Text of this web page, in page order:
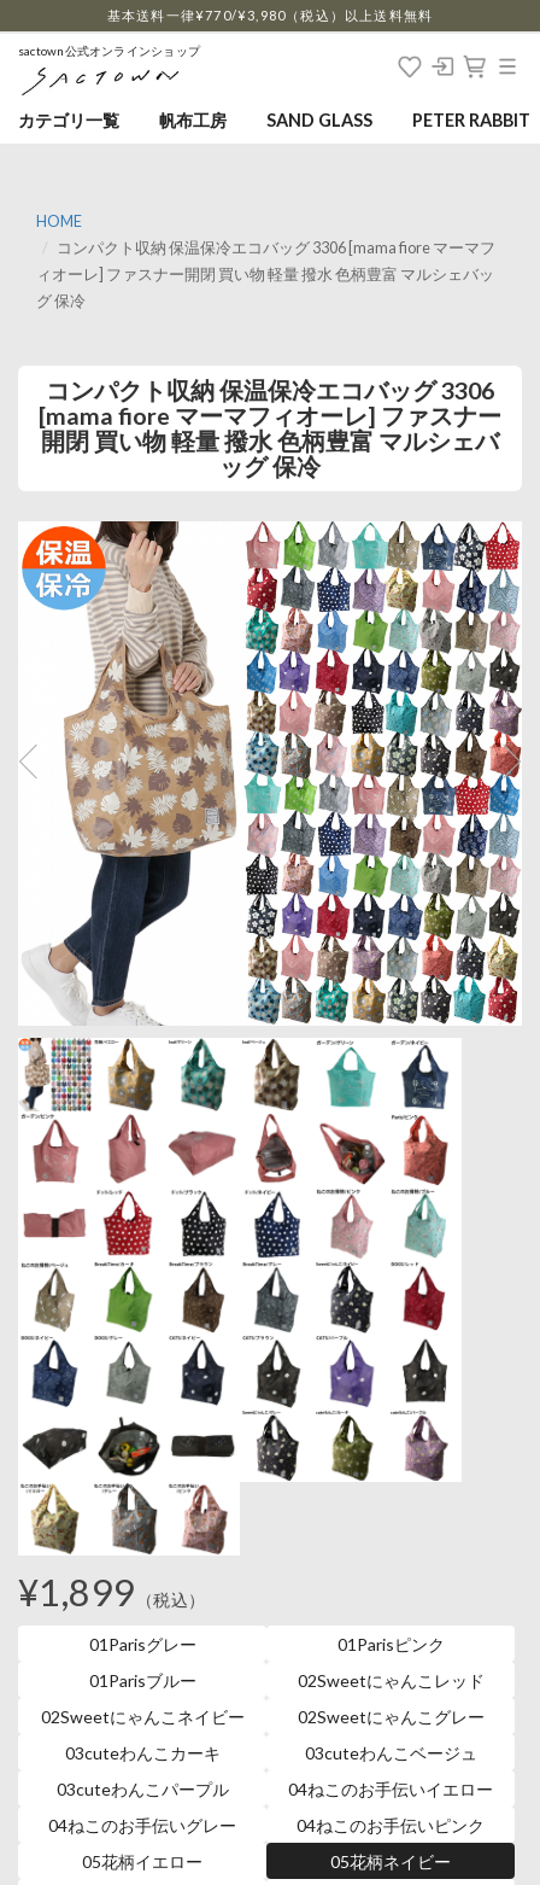
基本送料一律¥770/¥3,980（税込）以上送料無料
sactown公式オンラインショップ
カテゴリ一覧 帆布工房 SAND GLASS PETER RABBIT
HOME
コンパクト収納 保温保冷エコバッグ 3306 [mama fiore マーマフ
ィオーレ] ファスナー開閉 買い物 軽量 撥水 色柄豊富 マルシェバッ
グ 保冷
コンパクト収納 保温保冷エコバッグ 3306
[mama fiore マーマフィオーレ] ファスナー
開閉 買い物 軽量 撥水 色柄豊富 マルシェバ
ッグ 保冷
¥1,899 （税込）
01Parisグレー
01Parisピンク
01Parisブルー
02Sweetにゃんこレッド
02Sweetにゃんこネイビー
02Sweetにゃんこグレー
03cuteわんこカーキ
03cuteわんこベージュ
03cuteわんこパープル
04ねこのお手伝いイエロー
04ねこのお手伝いグレー
04ねこのお手伝いピンク
05花柄イエロー
05花柄ネイビー